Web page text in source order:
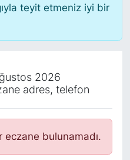
teyit etmeniz iyi bir
2026
adres, telefon
bulunamadı.